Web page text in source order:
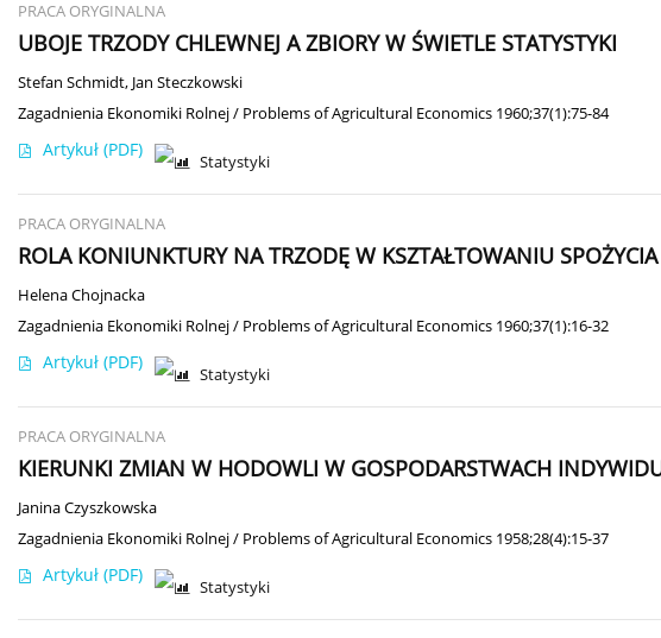
PRACA ORYGINALNA
UBOJE TRZODY CHLEWNEJ A ZBIORY W ŚWIETLE STATYSTYKI
Stefan Schmidt, Jan Steczkowski
Zagadnienia Ekonomiki Rolnej / Problems of Agricultural Economics 1960;37(1):75-84
Artykuł (PDF)
Statystyki
PRACA ORYGINALNA
ROLA KONIUNKTURY NA TRZODĘ W KSZTAŁTOWANIU
Helena Chojnacka
Zagadnienia Ekonomiki Rolnej / Problems of Agricultural Economics 1960;37(1):16-32
Artykuł (PDF)
Statystyki
PRACA ORYGINALNA
KIERUNKI ZMIAN W HODOWLI W GOSPODARSTWACH
Janina Czyszkowska
Zagadnienia Ekonomiki Rolnej / Problems of Agricultural Economics 1958;28(4):15-37
Artykuł (PDF)
Statystyki